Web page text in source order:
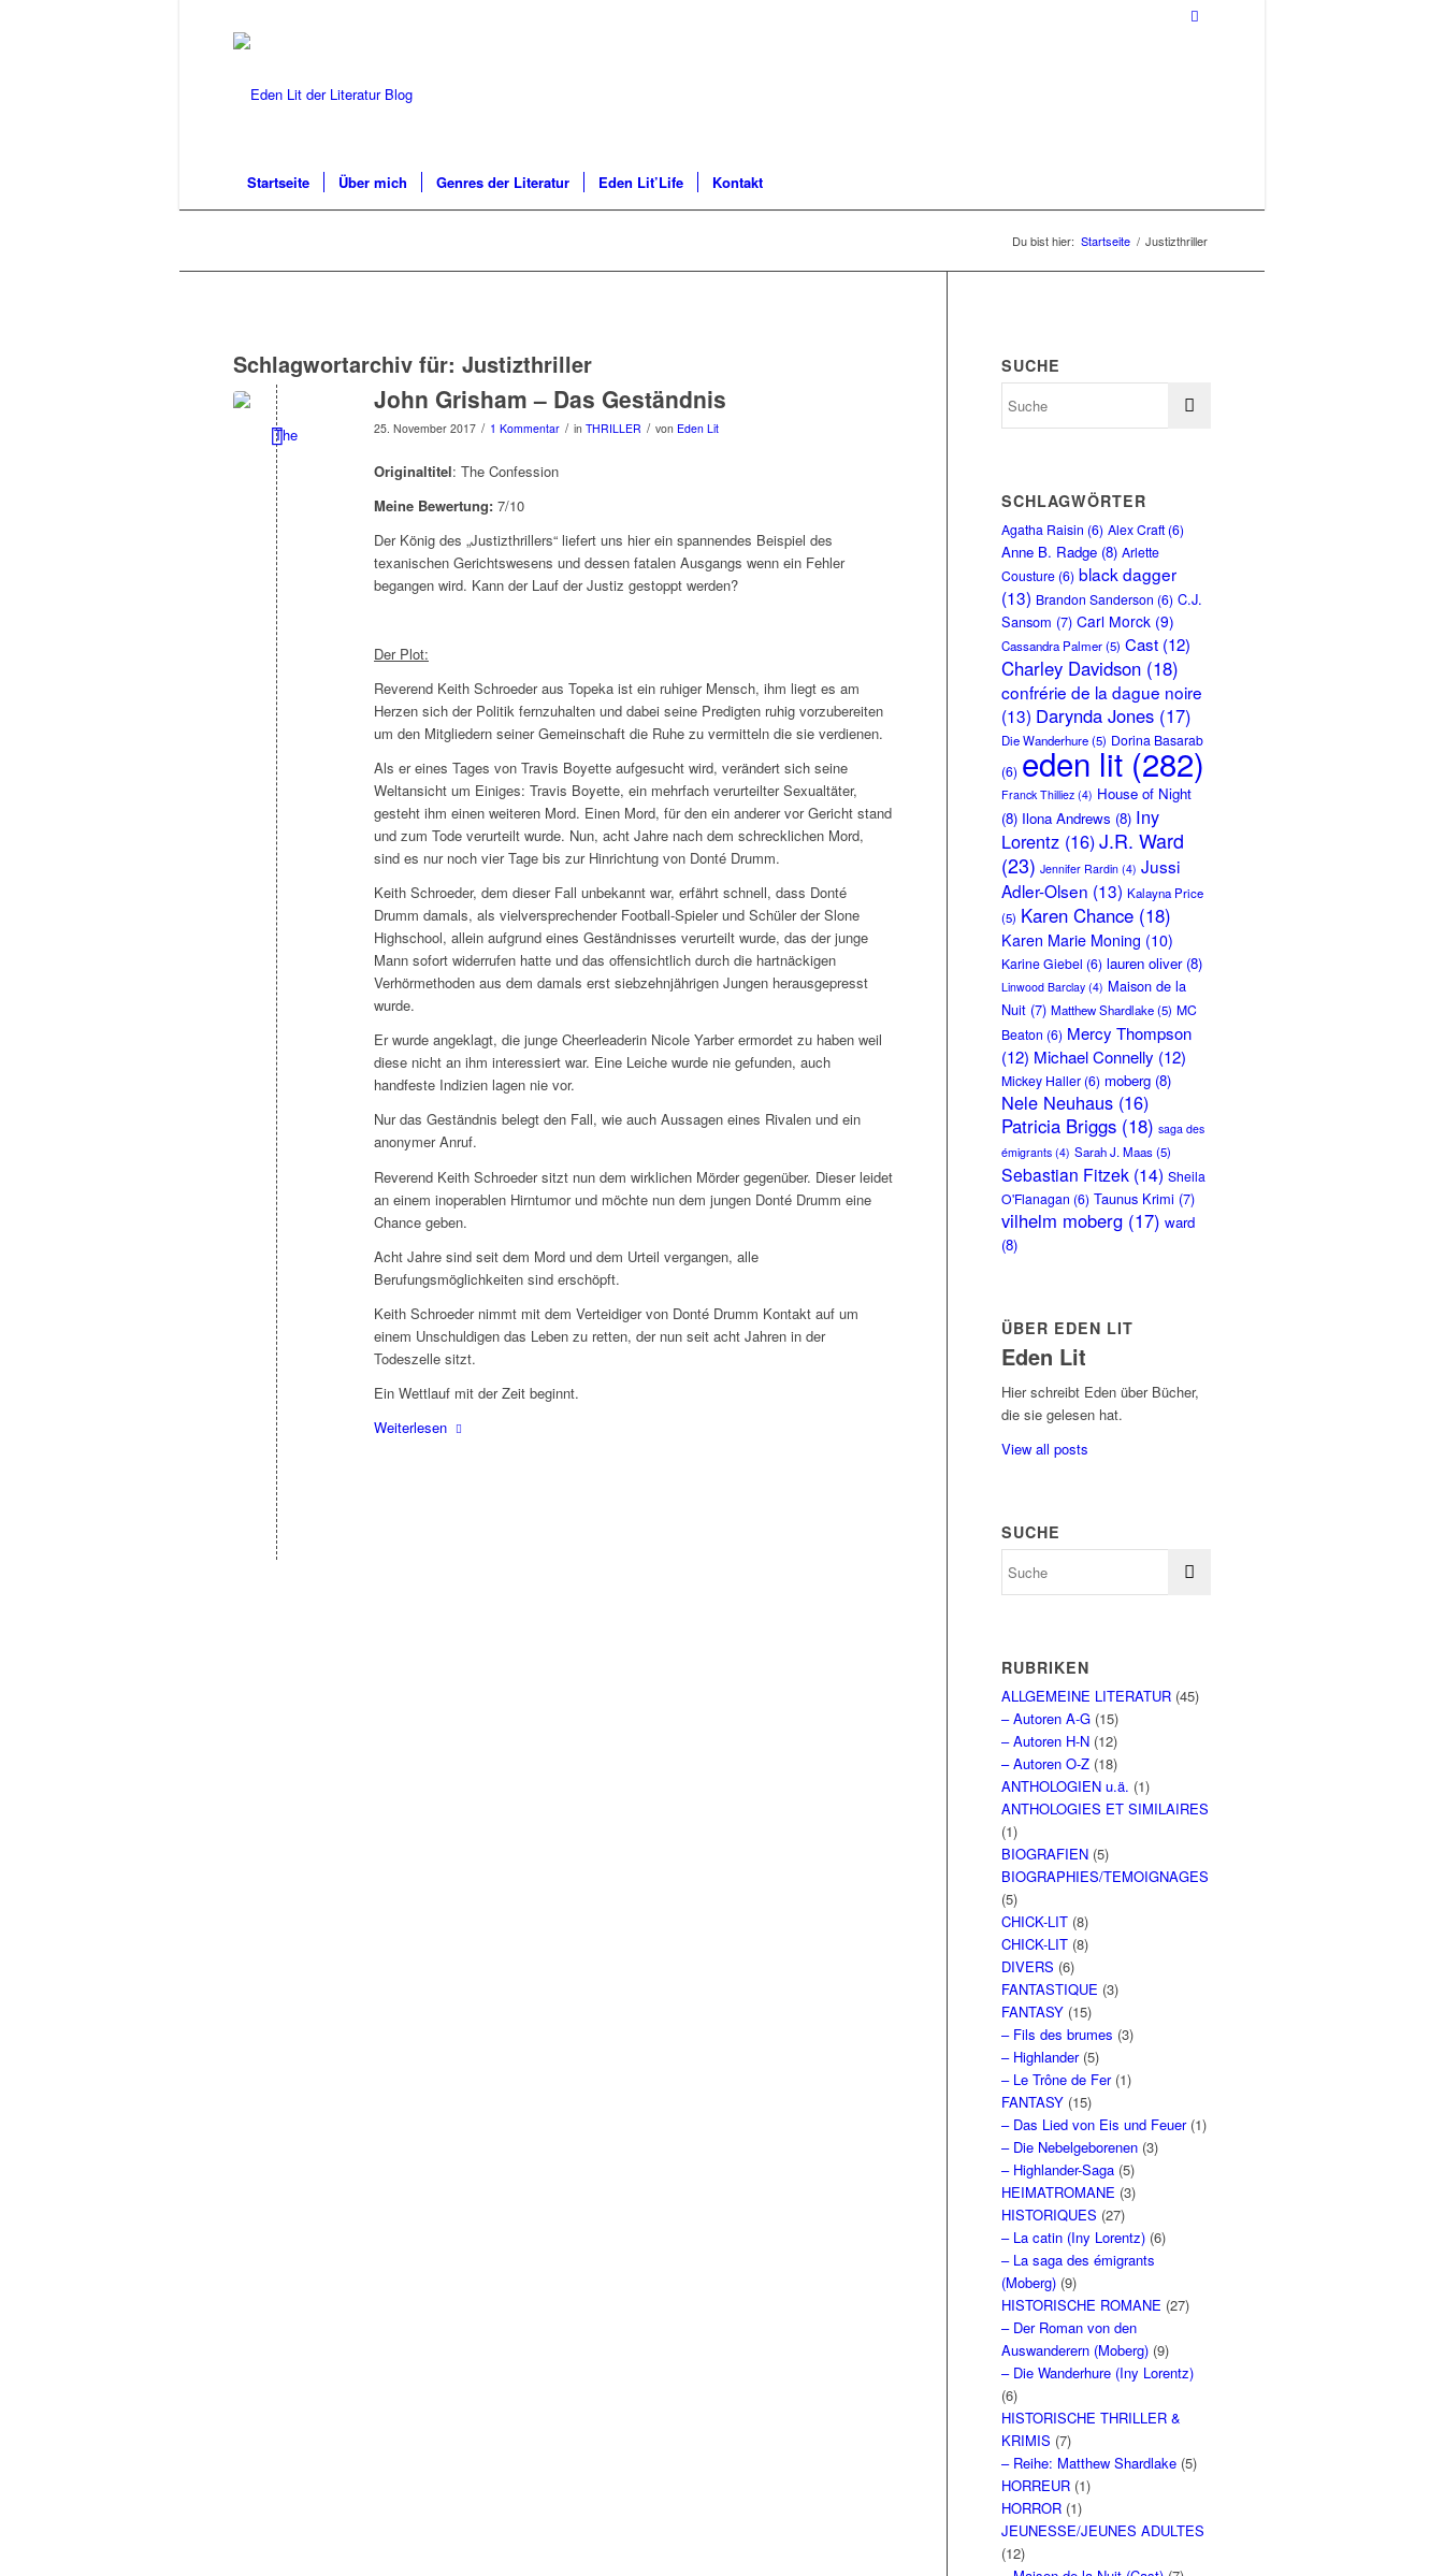
Startseite Über mich Genres der Literatur Eden Lit’Life Kontakt
Du bist hier: Startseite / Justizthriller
Schlagwortarchiv für: Justizthriller
John Grisham – Das Geständnis
25. November 2017 / 1 Kommentar / in THRILLER / von Eden Lit
Originaltitel: The Confession
Meine Bewertung: 7/10
Der König des „Justizthrillers“ liefert uns hier ein spannendes Beispiel des
texanischen Gerichtswesens und dessen fatalen Ausgangs wenn ein Fehler
begangen wird. Kann der Lauf der Justiz gestoppt werden?
Der Plot:
Reverend Keith Schroeder aus Topeka ist ein ruhiger Mensch, ihm liegt es am
Herzen sich der Politik fernzuhalten und dabei seine Predigten ruhig vorzubereiten
um den Mitgliedern seiner Gemeinschaft die Ruhe zu vermitteln die sie verdienen.
Als er eines Tages von Travis Boyette aufgesucht wird, verändert sich seine
Weltansicht um Einiges: Travis Boyette, ein mehrfach verurteilter Sexualtäter,
gesteht ihm einen weiteren Mord. Einen Mord, für den ein anderer vor Gericht stand
und zum Tode verurteilt wurde. Nun, acht Jahre nach dem schrecklichen Mord,
sind es nur noch vier Tage bis zur Hinrichtung von Donté Drumm.
Keith Schroeder, dem dieser Fall unbekannt war, erfährt schnell, dass Donté
Drumm damals, als vielversprechender Football-Spieler und Schüler der Slone
Highschool, allein aufgrund eines Geständnisses verurteilt wurde, das der junge
Mann sofort widerrufen hatte und das offensichtlich durch die hartnäckigen
Verhörmethoden aus dem damals erst siebzehnjährigen Jungen herausgepresst
wurde.
Er wurde angeklagt, die junge Cheerleaderin Nicole Yarber ermordet zu haben weil
diese nicht an ihm interessiert war. Eine Leiche wurde nie gefunden, auch
handfeste Indizien lagen nie vor.
Nur das Geständnis belegt den Fall, wie auch Aussagen eines Rivalen und ein
anonymer Anruf.
Reverend Keith Schroeder sitzt nun dem wirklichen Mörder gegenüber. Dieser leidet
an einem inoperablen Hirntumor und möchte nun dem jungen Donté Drumm eine
Chance geben.
Acht Jahre sind seit dem Mord und dem Urteil vergangen, alle
Berufungsmöglichkeiten sind erschöpft.
Keith Schroeder nimmt mit dem Verteidiger von Donté Drumm Kontakt auf um
einem Unschuldigen das Leben zu retten, der nun seit acht Jahren in der
Todeszelle sitzt.
Ein Wettlauf mit der Zeit beginnt.
Weiterlesen
SUCHE
SCHLAGWÖRTER
Agatha Raisin (6) Alex Craft (6)
Anne B. Radge (8) Arlette
Cousture (6) black dagger
(13) Brandon Sanderson (6) C.J.
Sansom (7) Carl Morck (9)
Cassandra Palmer(5) Cast (12)
Charley Davidson (18)
confrérie de la dague noire
(13) Darynda Jones (17)
Die Wanderhure(5) Dorina Basarab
(6) eden lit (282)
Franck Thilliez (4) House of Night
(8) Ilona Andrews (8) Iny
Lorentz (16)J.R. Ward
(23) Jennifer Rardin (4) Jussi
Adler-Olsen (13) Kalayna Price
(5) Karen Chance (18)
Karen Marie Moning (10)
Karine Giebel (6) lauren oliver(8)
Linwood Barclay (4) Maison de la
Nuit (7) Matthew Shardlake(5) MC
Beaton (6) Mercy Thompson
(12) Michael Connelly (12)
Mickey Haller (6) moberg (8)
Nele Neuhaus (16)
Patricia Briggs (18) saga des
émigrants (4) Sarah J. Maas(5)
Sebastian Fitzek (14) Sheila
O'Flanagan (6) Taunus Krimi (7)
vilhelm moberg (17) ward
(8)
ÜBER EDEN LIT
Eden Lit
Hier schreibt Eden über Bücher,
die sie gelesen hat.
View all posts
SUCHE
RUBRIKEN
ALLGEMEINE LITERATUR (45)
– Autoren A-G (15)
– Autoren H-N (12)
– Autoren O-Z (18)
ANTHOLOGIEN u.ä. (1)
ANTHOLOGIES ET SIMILAIRES
(1)
BIOGRAFIEN (5)
BIOGRAPHIES/TEMOIGNAGES
(5)
CHICK-LIT (8)
CHICK-LIT (8)
DIVERS (6)
FANTASTIQUE (3)
FANTASY (15)
– Fils des brumes (3)
– Highlander(5)
– Le Trône de Fer(1)
FANTASY (15)
– Das Lied von Eis und Feuer(1)
– Die Nebelgeborenen (3)
– Highlander-Saga (5)
HEIMATROMANE (3)
HISTORIQUES (27)
– La catin (Iny Lorentz) (6)
– La saga des émigrants
(Moberg) (9)
HISTORISCHE ROMANE (27)
– Der Roman von den
Auswanderern (Moberg) (9)
– Die Wanderhure (Iny Lorentz)
(6)
HISTORISCHE THRILLER &
KRIMIS (7)
– Reihe: Matthew Shardlake (5)
HORREUR (1)
HORROR (1)
JEUNESSE/JEUNES ADULTES
(12)